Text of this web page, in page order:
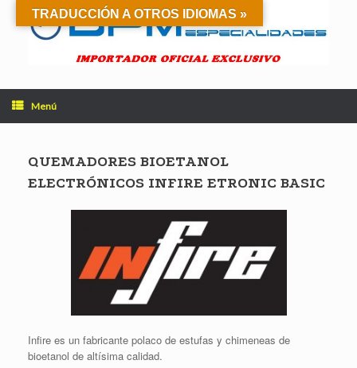
contenido
Menú
QUEMADORES BIOETANOL
ELECTRÓNICOS INFIRE ETRONIC BASIC
Infire es un fabricante polaco de estufas y chimeneas de
bioetanol de altísima calidad.
TRADUCCIÓN A OTROS IDIOMAS »